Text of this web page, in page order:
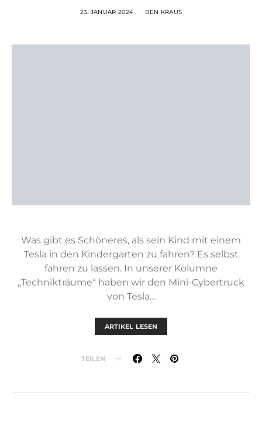
23. JANUAR 2024 BEN KRAUS
Was gibt es Schöneres, als sein Kind mit einem
Tesla in den Kindergarten zu fahren? Es selbst
fahren zu lassen. In unserer Kolumne
„Technikträume“ haben wir den Mini-Cybertruck
von Tesla…
ARTIKEL LESEN
TEILEN